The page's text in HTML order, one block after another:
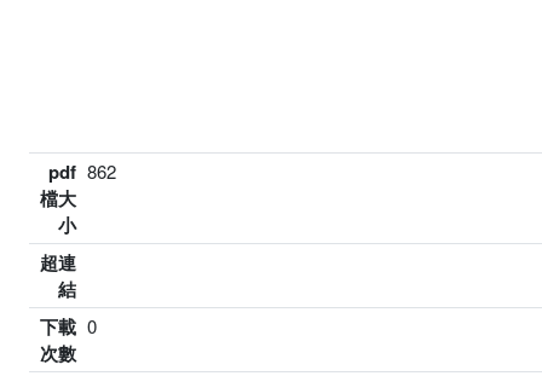
pdf
檔大
小
862
超連
結
下載
次數
0